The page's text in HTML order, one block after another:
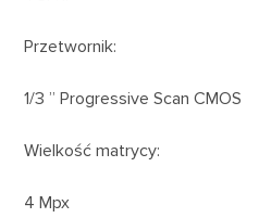
Przetwornik:
1/3 ” Progressive Scan CMOS
Wielkość matrycy:
4 Mpx